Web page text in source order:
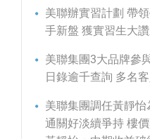
美聯辦實習計劃 帶
手新盤 獲實習生大
美聯集團3大品牌參
日錄逾千查詢 多名
美聯集團調任黃靜
通關好淡續爭持 樓